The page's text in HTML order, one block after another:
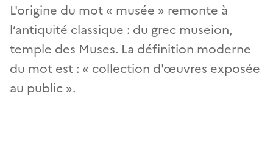
L'origine du mot « musée » remonte à
l’antiquité classique : du grec museion,
temple des Muses. La définition moderne
du mot est : « collection d'œuvres exposée
au public ».